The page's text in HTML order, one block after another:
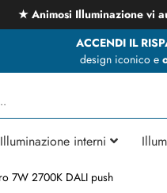
★ Animosi Illuminazione vi
ACCENDI IL
design iconico e
Illuminazione interni
7W 2700K DALI push